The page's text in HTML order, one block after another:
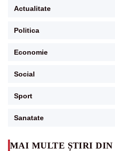
MAI MULTE ȘTIRI DIN
Actualitate
Politica
Economie
Social
Sport
Sanatate